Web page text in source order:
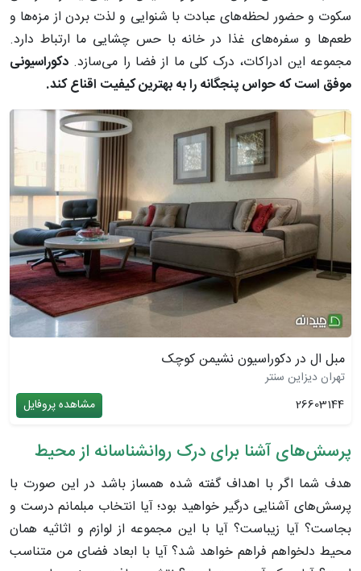
سکوت و حضور لحظه‌های عبادت با شنوایی و لذت بردن از مزه‌ها و
طعم‌ها و سفره‌های غذا در خانه با حس چشایی ما ارتباط دارد.
مجموعه این ادراکات، درک کلی ما از فضا را می‌سازد. دکوراسیونی
موفق است که حواس پنجگانه را به بهترین کیفیت اقناع کند.
مبل ال در دکوراسیون نشیمن کوچک
تهران دیزاین سنتر
26603144
مشاهده پروفایل
پرسش‌های آشنا برای درک روانشناسانه از محیط
هدف شما اگر با اهداف گفته شده همساز باشد در این صورت با
پرسش‌های آشنایی درگیر خواهید بود؛ آیا انتخاب مبلمانم درست و
بجاست؟ آیا زیباست؟ آیا با این مجموعه از لوازم و اثاثیه همان
محیط دلخواهم فراهم خواهد شد؟ آیا با ابعاد فضای من متناسب